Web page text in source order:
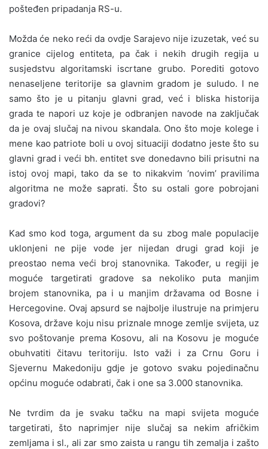
pošteđen pripadanja RS-u.
Možda će neko reći da ovdje Sarajevo nije izuzetak, već su
granice cijelog entiteta, pa čak i nekih drugih regija u
susjedstvu algoritamski iscrtane grubo. Porediti gotovo
nenaseljene teritorije sa glavnim gradom je suludo. I ne
samo što je u pitanju glavni grad, već i bliska historija
grada te napori uz koje je odbranjen navode na zaključak
da je ovaj slučaj na nivou skandala. Ono što moje kolege i
mene kao patriote boli u ovoj situaciji dodatno jeste što su
glavni grad i veći bh. entitet sve donedavno bili prisutni na
istoj ovoj mapi, tako da se to nikakvim ‘novim’ pravilima
algoritma ne može saprati. Što su ostali gore pobrojani
gradovi?
Kad smo kod toga, argument da su zbog male populacije
uklonjeni ne pije vode jer nijedan drugi grad koji je
preostao nema veći broj stanovnika. Također, u regiji je
moguće targetirati gradove sa nekoliko puta manjim
brojem stanovnika, pa i u manjim državama od Bosne i
Hercegovine. Ovaj apsurd se najbolje ilustruje na primjeru
Kosova, države koju nisu priznale mnoge zemlje svijeta, uz
svo poštovanje prema Kosovu, ali na Kosovu je moguće
obuhvatiti čitavu teritoriju. Isto važi i za Crnu Goru i
Sjevernu Makedoniju gdje je gotovo svaku pojedinačnu
općinu moguće odabrati, čak i one sa 3.000 stanovnika.
Ne tvrdim da je svaku tačku na mapi svijeta moguće
targetirati, što naprimjer nije slučaj sa nekim afričkim
zemljama i sl., ali zar smo zaista u rangu tih zemalja i zašto